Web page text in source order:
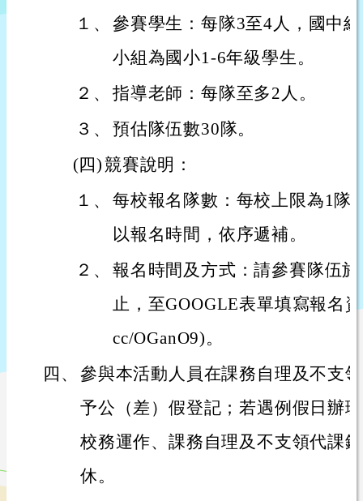
１、 參賽學生：每隊3至4人，國中
小組為國小1-6年級學生。
２、 指導老師：每隊至多2人。
３、 預估隊伍數30隊。
(四)競賽說明：
１、 每校報名隊數：每校上限為1隊
以報名時間，依序遞補。
２、 報名時間及方式：請參賽隊伍
止，至GOOGLE表單填寫報名
cc/OGanO9)。
四、 參與本活動人員在課務自理及不支
予公（差）假登記；若遇例假日辦
校務運作、課務自理及不支領代課
休。